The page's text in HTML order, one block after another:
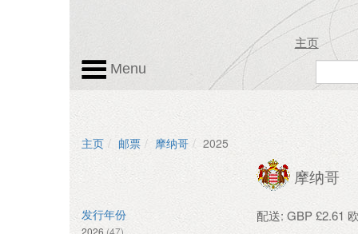
主页
Menu
主页 邮票 摩纳哥 2025
发行年份
2026 (47)
摩纳哥
配送: GBP £2.61